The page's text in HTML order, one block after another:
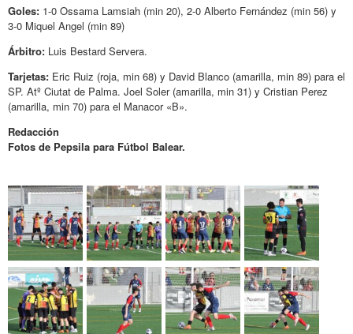
Goles: 1-0 Ossama Lamsiah (min 20), 2-0 Alberto Fernández (min 56) y
3-0 Miquel Angel (min 89)
Árbitro: Luis Bestard Servera.
Tarjetas: Eric Ruiz (roja, min 68) y David Blanco (amarilla, min 89) para el
SP. Atº Ciutat de Palma. Joel Soler (amarilla, min 31) y Cristian Perez
(amarilla, min 70) para el Manacor «B».
Redacción
Fotos de Pepsila para Fútbol Balear.